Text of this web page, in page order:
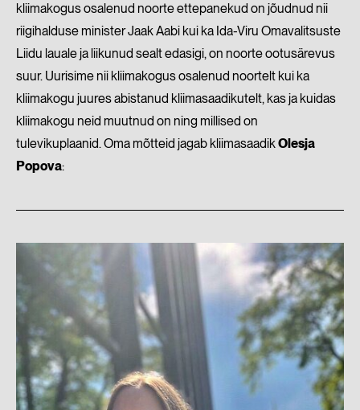
kliimakogus osalenud noorte ettepanekud on jõudnud nii
riigihalduse minister Jaak Aabi kui ka Ida-Viru Omavalitsuste
Liidu lauale ja liikunud sealt edasigi, on noorte ootusärevus
suur. Uurisime nii kliimakogus osalenud noortelt kui ka
kliimakogu juures abistanud kliimasaadikutelt, kas ja kuidas
kliimakogu neid muutnud on ning millised on
tulevikuplaanid. Oma mõtteid jagab kliimasaadikOlesja
Popova: